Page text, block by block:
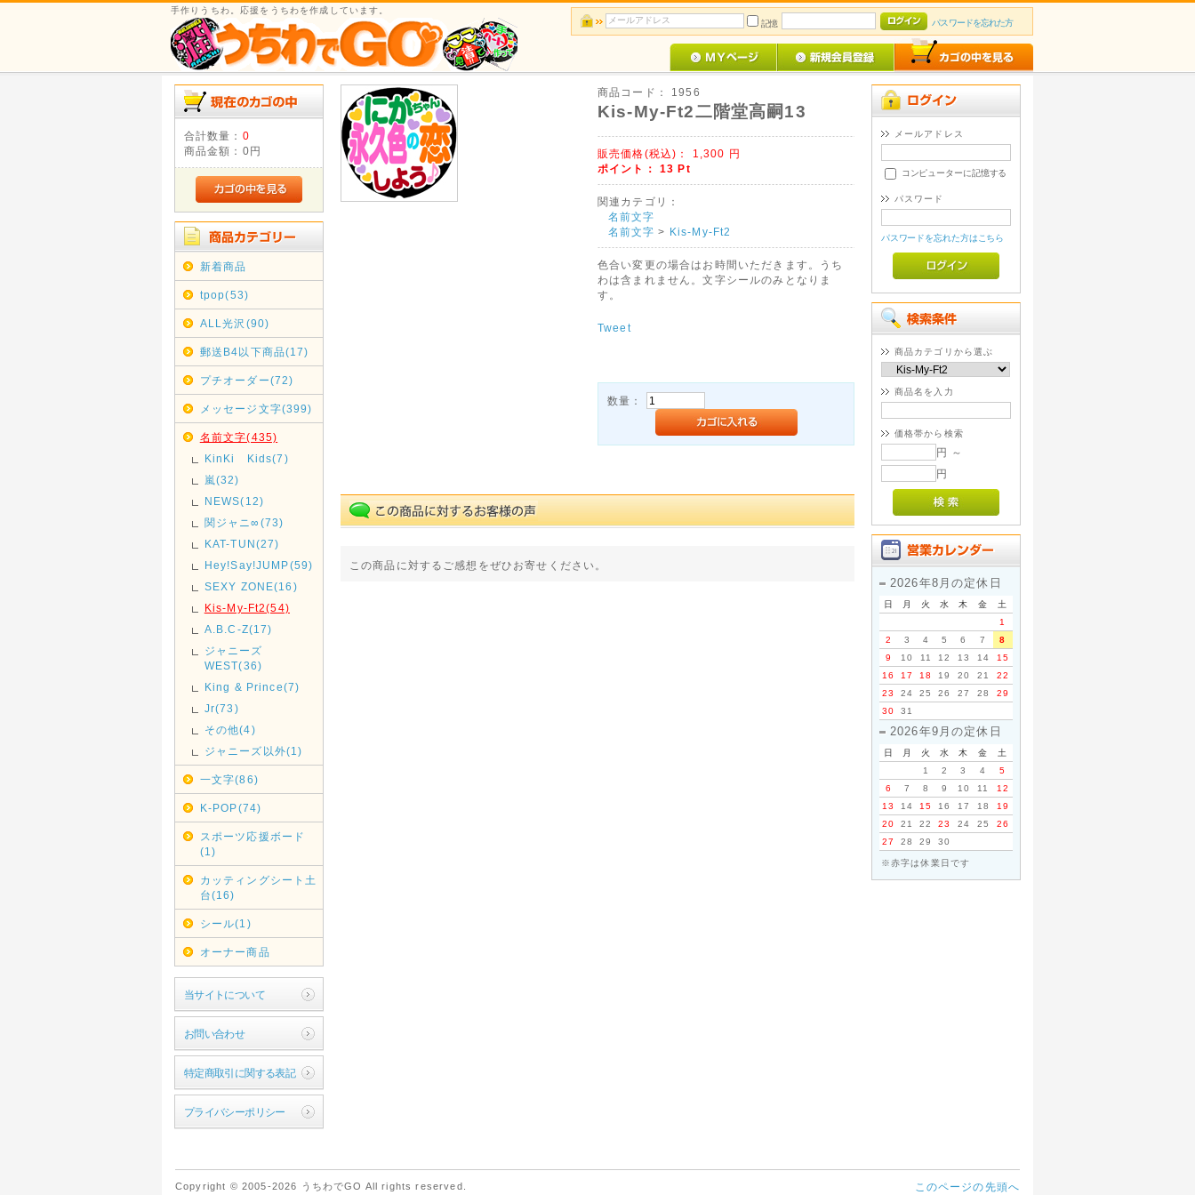
手作りうちわ。応援をうちわを作成しています。
記憶
パスワードを忘れた方
合計数量： 0
商品金額： 0円
新着商品
tpop(53)
ALL光沢(90)
郵送B4以下商品(17)
プチオーダー(72)
メッセージ文字(399)
名前文字(435)
KinKi Kids(7)
嵐(32)
NEWS(12)
関ジャニ∞(73)
KAT-TUN(27)
Hey!Say!JUMP(59)
SEXY ZONE(16)
Kis-My-Ft2(54)
A.B.C-Z(17)
ジャニーズ
WEST(36)
King & Prince(7)
Jr(73)
その他(4)
ジャニーズ以外(1)
一文字(86)
K-POP(74)
スポーツ応援ボード
(1)
カッティングシート土
台(16)
シール(1)
オーナー商品
当サイトについて
お問い合わせ
特定商取引に関する表記
プライバシーポリシー
商品コード： 1956
Kis-My-Ft2二階堂高嗣13
販売価格(税込)： 1,300 円
ポイント： 13 Pt
関連カテゴリ：
名前文字
名前文字 > Kis-My-Ft2
色合い変更の場合はお時間いただきます。うち
わは含まれません。文字シールのみとなりま
す。
Tweet
数量：
この商品に対するご感想をぜひお寄せください。
メールアドレス
コンピューターに記憶する
パスワード
パスワードを忘れた方はこちら
商品カテゴリから選ぶ
商品名を入力
価格帯から検索
円 ～
円
2026年8月の定休日
日 月 火 水 木 金
土
1
2
3 4 5 6 7
8
9
10 11 12 13 14
15
16
17 18 19 20 21
22
23
24 25 26 27 28
29
30
31
2026年9月の定休日
日 月 火 水 木 金
土
1
2 3 4
5
6
7 8 9 10 11
12
13
14 15 16 17 18
19
20
21 22 23 24 25
26
27
28 29 30
※赤字は休業日です
このページの先頭へ
Copyright © 2005-2026 うちわでGO All rights reserved.